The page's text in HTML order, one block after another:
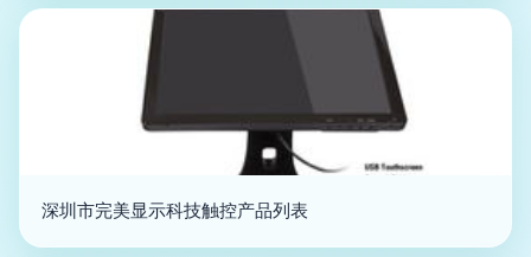
深圳市完美显示科技触控产品列表